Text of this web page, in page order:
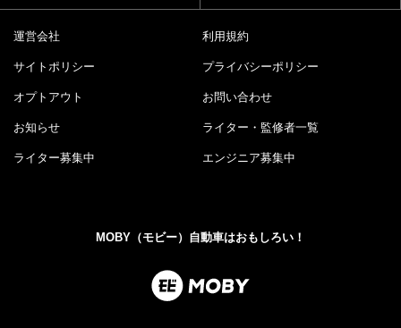
運営会社 利用規約
サイトポリシー プライバシーポリシー
オプトアウト お問い合わせ
お知らせ ライター・監修者一覧
ライター募集中 エンジニア募集中
MOBY（モビー）自動車はおもしろい！